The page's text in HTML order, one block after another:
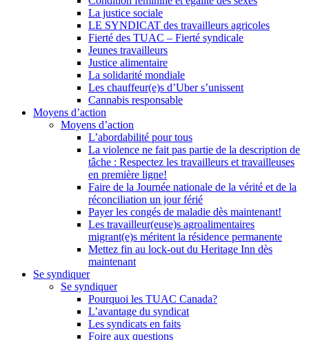
La justice sociale
LE SYNDICAT des travailleurs agricoles
Fierté des TUAC – Fierté syndicale
Jeunes travailleurs
Justice alimentaire
La solidarité mondiale
Les chauffeur(e)s d’Uber s’unissent
Cannabis responsable
Moyens d’action
Moyens d’action
L’abordabilité pour tous
La violence ne fait pas partie de la description de
tâche : Respectez les travailleurs et travailleuses
en première ligne!
Faire de la Journée nationale de la vérité et de la
réconciliation un jour férié
Payer les congés de maladie dès maintenant!
Les travailleur(euse)s agroalimentaires
migrant(e)s méritent la résidence permanente
Mettez fin au lock-out du Heritage Inn dès
maintenant
Se syndiquer
Se syndiquer
Pourquoi les TUAC Canada?
L’avantage du syndicat
Les syndicats en faits
Foire aux questions